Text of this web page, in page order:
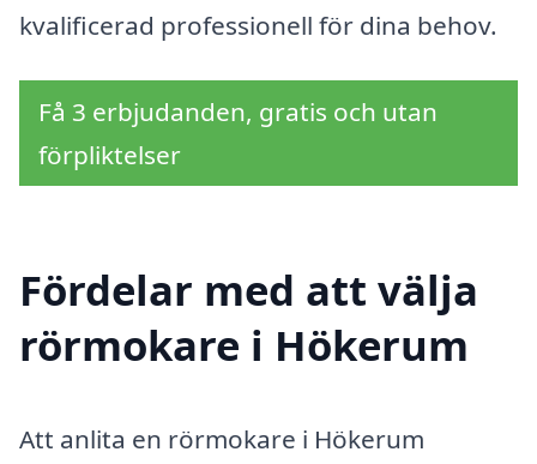
kvalificerad professionell för dina behov.
Få 3 erbjudanden, gratis och utan
förpliktelser
Fördelar med att välja
rörmokare i Hökerum
Att anlita en rörmokare i Hökerum